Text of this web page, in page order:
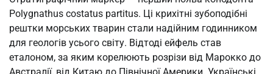
Polygnathus costatus partitus. Ці крихітні зубоподібні
рештки морських тварин стали надійним годинником
для геологів усього світу. Відтоді ейфель став
еталоном, за яким корелюють розрізи від Марокко до